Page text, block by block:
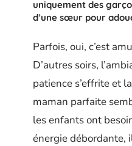
uniquement des
d’une sœur pour
Parfois, oui, c’est
D’autres soirs,
patience s’effrite et
maman parfaite
les enfants ont
énergie débordante,